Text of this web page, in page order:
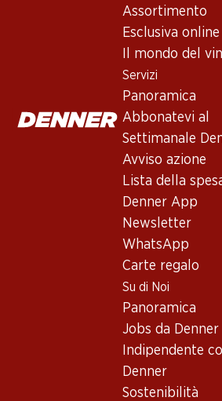
Assortimento
Esclusiva online
Il mondo del
Servizi
Panoramica
Abbonatevi al
Settimanale
Avviso azione
Lista della
Denner App
Newsletter
WhatsApp
Carte regalo
Su di Noi
Panoramica
Jobs da Denner
Indipendente
Denner
Sostenibilità
Montepulciano
Abruzzo, 2024
Rosso rubino carico. Profumo di
morbido, corpo fruttato e ben
mediamente lungo.
Bottiglia piccola : 50 cl
Buono a sapersi